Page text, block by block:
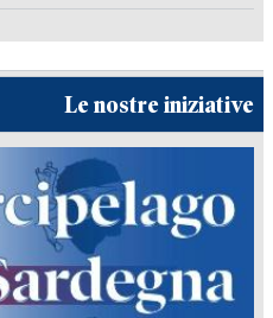
Le nostre iniziative